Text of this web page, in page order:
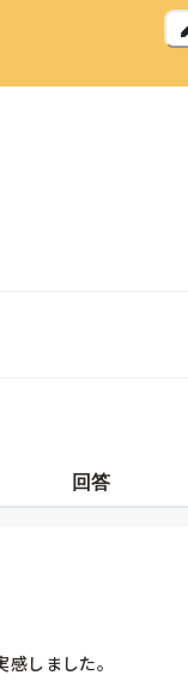
回答
しました。